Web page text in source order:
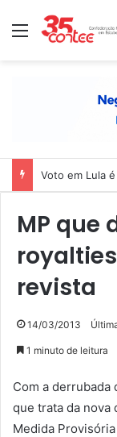
Menu
Voto em Lula
MP que
revista
14/03/2013
1 minuto de leitura
Com a
que trata da
Medida